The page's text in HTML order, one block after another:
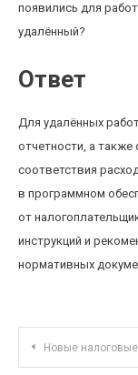
появились для
удалённый?
Ответ
Для удалённых
отчетности, а
соответствия
в программном
от
инструкций и
нормативных
Новые налоговые льготы для фрилансеров: как